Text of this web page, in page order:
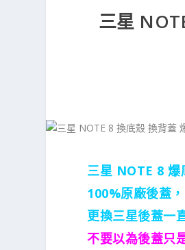
三星
三星 NOTE 8 爆
100%原廠後蓋
更換三星後蓋一
不要以為後蓋只